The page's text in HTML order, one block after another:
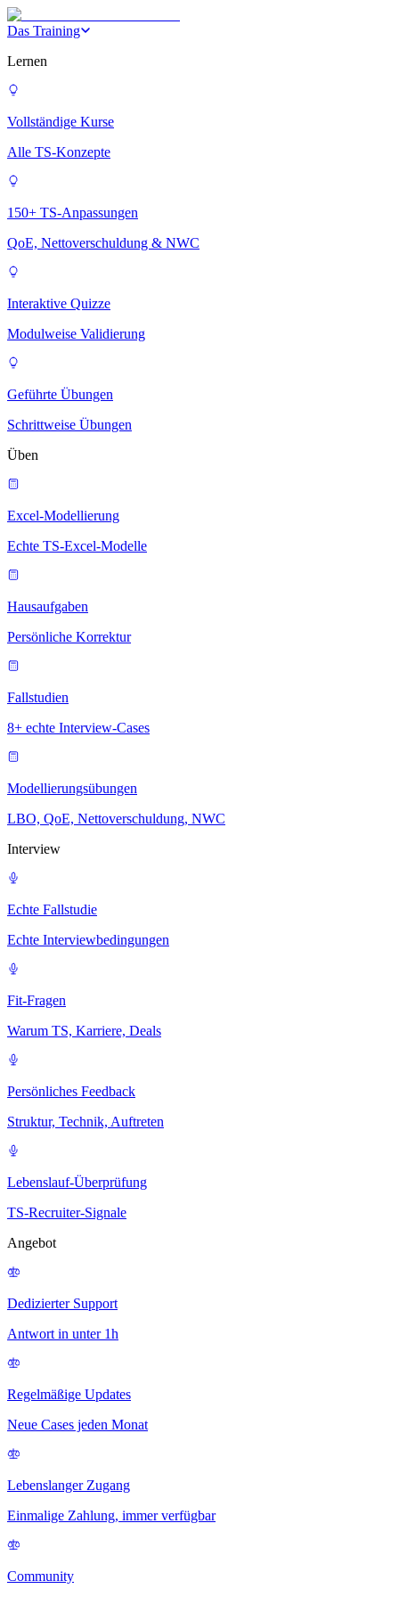
Das Training
Lernen
Vollständige Kurse
Alle TS-Konzepte
150+ TS-Anpassungen
QoE, Nettoverschuldung & NWC
Interaktive Quizze
Modulweise Validierung
Geführte Übungen
Schrittweise Übungen
Üben
Excel-Modellierung
Echte TS-Excel-Modelle
Hausaufgaben
Persönliche Korrektur
Fallstudien
8+ echte Interview-Cases
Modellierungsübungen
LBO, QoE, Nettoverschuldung, NWC
Interview
Echte Fallstudie
Echte Interviewbedingungen
Fit-Fragen
Warum TS, Karriere, Deals
Persönliches Feedback
Struktur, Technik, Auftreten
Lebenslauf-Überprüfung
TS-Recruiter-Signale
Angebot
Dedizierter Support
Antwort in unter 1h
Regelmäßige Updates
Neue Cases jeden Monat
Lebenslanger Zugang
Einmalige Zahlung, immer verfügbar
Community